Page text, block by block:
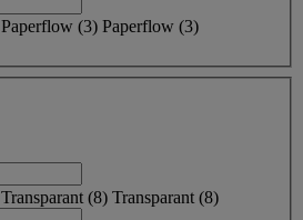
Paperflow (3) Paperflow (3)
Transparant (8) Transparant (8)